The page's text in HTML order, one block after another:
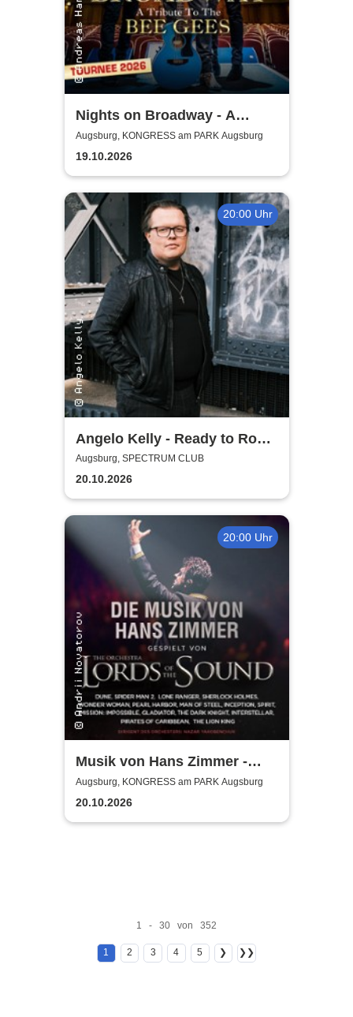
Nights on Broadway - A
Tribute to the Bee Gees
performed by Night Fever
Augsburg, KONGRESS am PARK Augsburg
19.10.2026
20:00 Uhr
Angelo Kelly - Ready to Rock
- Tour 2026
Augsburg, SPECTRUM CLUB
20.10.2026
20:00 Uhr
Musik von Hans Zimmer -
gespielt von Lords of the
Sound
Augsburg, KONGRESS am PARK Augsburg
20.10.2026
1 - 30 von 352
1 2 3 4 5 ❯ ❯❯